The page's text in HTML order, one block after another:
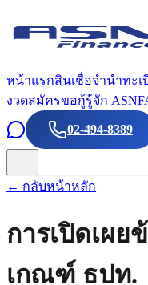
หน้าแรกสินเชื่อจำนำทะเ
งวดสมัครขอกู้รู้จัก ASN
02-494-8389
← กลับหน้าหลัก
การเปิดเผ
เกณฑ์ ธปท.